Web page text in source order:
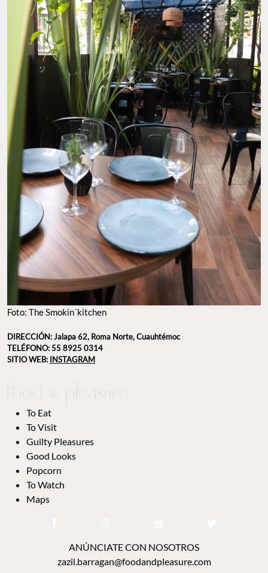
Foto: The Smokin´kitchen
DIRECCIÓN: Jalapa 62, Roma Norte, Cuauhtémoc
TELÉFONO: 55 8925 0314
SITIO WEB: INSTAGRAM
To Eat
To Visit
Guilty Pleasures
Good Looks
Popcorn
To Watch
Maps
ANÚNCIATE CON NOSOTROS
zazil.barragan@foodandpleasure.com